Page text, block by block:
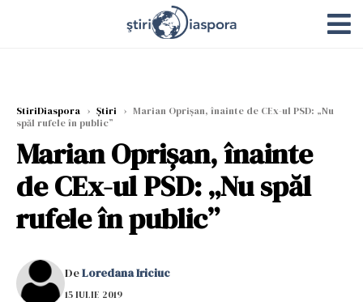
StiriDiaspora › Știri › Marian Oprișan, înainte de CEx-ul PSD: „Nu
spăl rufele în public”
Marian Oprișan, înainte
de CEx-ul PSD: „Nu spăl
rufele în public”
DeLoredana Iriciuc
15 IULIE 2019